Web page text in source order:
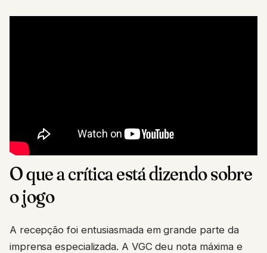
O que a crítica está dizendo sobre
o jogo
A recepção foi entusiasmada em grande parte da
imprensa especializada. A VGC deu nota máxima e